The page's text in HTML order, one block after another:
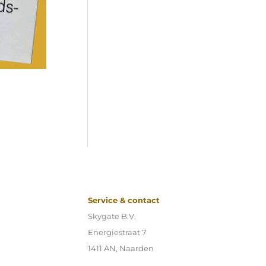
Service & contact
Skygate B.V.
Energiestraat 7
1411 AN, Naarden